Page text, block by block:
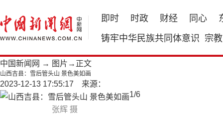
即时 时政 财经 同心
铸牢中华民族共同体意识 宗教
中国新闻网 → 图片 →正文
山西吉县：雪后管头山 景色美如画
2023-12-13 17:55:17 来源：
张辉 摄
1/6